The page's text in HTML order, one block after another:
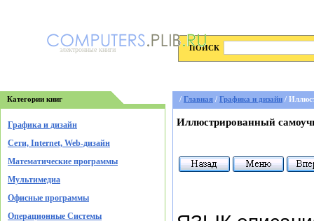
электронные книги ПОИСК
Категории книг
Графика и дизайн
Cети, Internet, Web-дизайн
Математические программы
Мультимедиа
Офисные программы
Операционные Системы
/ Главная / Графика и дизайн /
Иллюстрированный